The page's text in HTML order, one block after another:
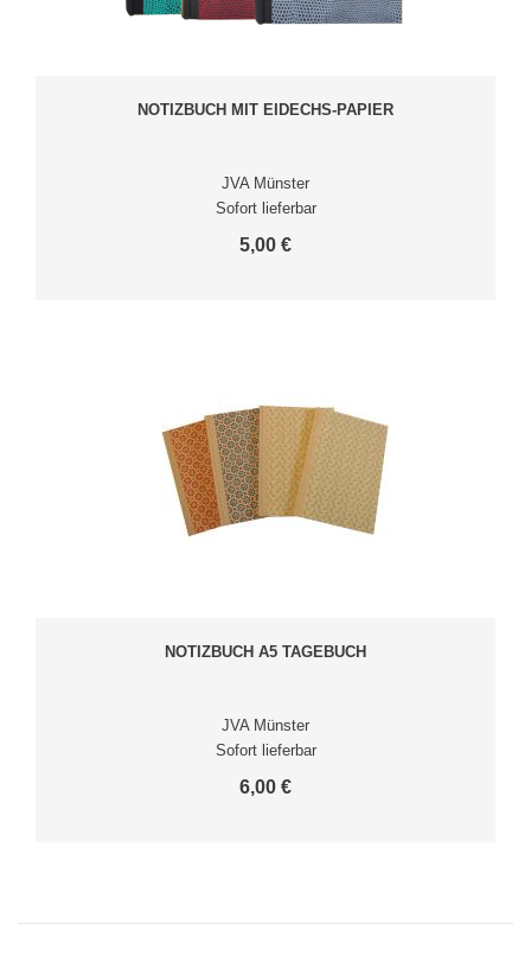
NOTIZBUCH MIT EIDECHS-PAPIER
JVA Münster
Sofort lieferbar
5,00 €
NOTIZBUCH A5 TAGEBUCH
JVA Münster
Sofort lieferbar
6,00 €